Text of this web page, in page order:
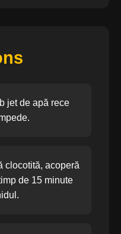
jet de apă rece
clocotită, acoperă
de 15 minute